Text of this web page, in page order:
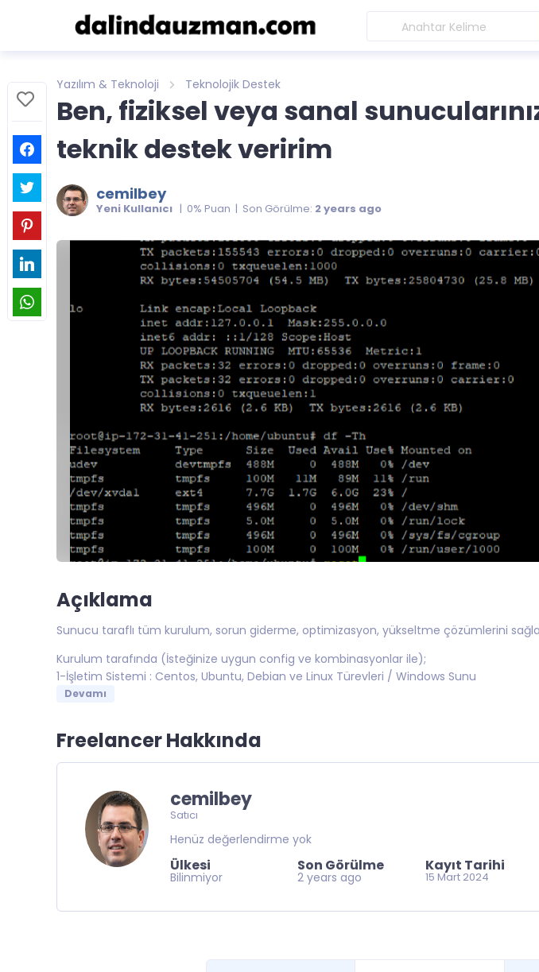
Yazılım & Teknoloji Teknolojik Destek
Ben, fiziksel veya sanal
teknik destek veririm
cemilbey
Yeni Kullanıcı | 0% Puan | Son Görülme: 2 years ago
Açıklama
Sunucu taraflı tüm kurulum, sorun giderme, optimizasyon, yükseltme çözümlerini
Kurulum tarafında (İsteğinize uygun config ve kombinasyonlar ile);
1-İşletim Sistemi : Centos, Ubuntu, Debian ve Linux Türevleri / Windows Sunu
Devamı
Freelancer Hakkında
cemilbey
Satıcı
Henüz değerlendirme yok
Ülkesi
Bilinmiyor
Son Görülme
2 years ago
Kayıt Tarihi
15 Mart 2024